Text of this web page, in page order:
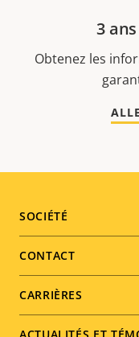
3
Obtenez les
Footer
menu
SOCIÉTÉ
CONTACT
CARRIÈRES